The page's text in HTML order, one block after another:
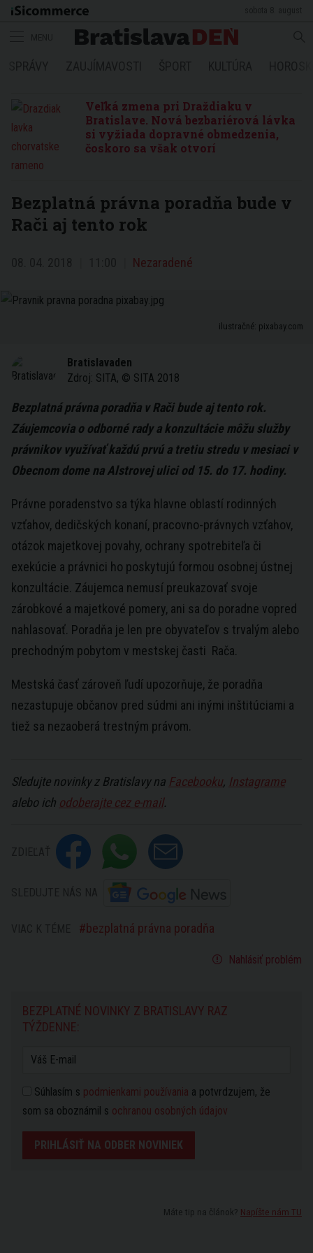
Veľká zmena pri Draždiaku v
Bratislave. Nová bezbariérová lávka
si vyžiada dopravné obmedzenia,
čoskoro sa však otvorí
Bezplatná právna poradňa bude v
Rači aj tento rok
Nezaradené
ilustračné: pixabay.com
Bratislavaden
Zdroj: SITA, © SITA 2018
Bezplatná právna poradňa v Rači bude aj tento rok.
Záujemcovia o odborné rady a konzultácie môžu služby
právnikov využívať každú prvú a tretiu stredu v mesiaci v
Obecnom dome na Alstrovej ulici od 15. do 17. hodiny.
Právne poradenstvo sa týka hlavne oblastí rodinných
vzťahov, dedičských konaní, pracovno-právnych vzťahov,
otázok majetkovej povahy, ochrany spotrebiteľa či
exekúcie a právnici ho poskytujú formou osobnej ústnej
konzultácie. Záujemca nemusí preukazovať svoje
zárobkové a majetkové pomery, ani sa do poradne vopred
nahlasovať. Poradňa je len pre obyvateľov s trvalým alebo
prechodným pobytom v mestskej časti Rača.
Mestská časť zároveň ľudí upozorňuje, že poradňa
nezastupuje občanov pred súdmi ani inými inštitúciami a
tiež sa nezaoberá trestným právom.
Sledujte novinky z Bratislavy na Facebooku, Instagrame
alebo ich odoberajte cez e-mail.
bezplatná právna poradňa
Nahlásiť problém
BEZPLATNÉ NOVINKY Z BRATISLAVY RAZ
TÝŽDENNE:
Súhlasím s podmienkami používania a potvrdzujem, že
som sa oboznámil s ochranou osobných údajov
PRIHLÁSIŤ NA ODBER NOVINIEK
Máte tip na článok? Napíšte nám TU